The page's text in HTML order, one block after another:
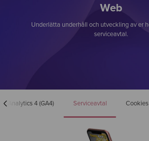
Web
Underlätta underhåll och utveckling av er
serviceavtal.
Analytics 4 (GA4) Serviceavtal Cookies